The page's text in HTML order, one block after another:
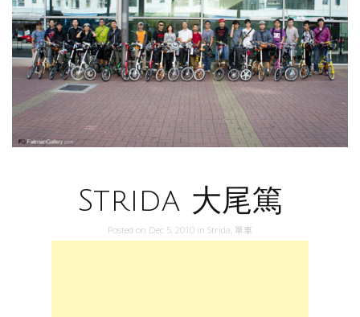
Strida 大尾篤
Posted on Dec 5, 2010 in Strida 單車